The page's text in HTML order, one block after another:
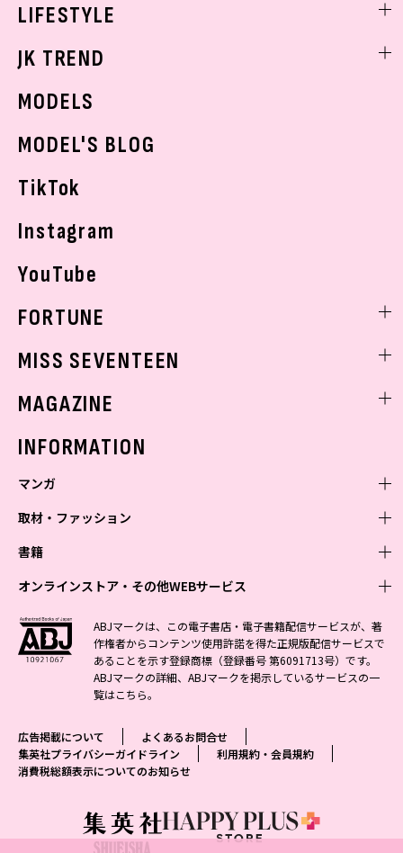
ボディケア
学校ヘアメイク
K-POP
LIFESTYLE
モデルの購入品
JK TREND
MODELS
MODEL'S BLOG
TikTok
Instagram
YouTube
FORTUNE
MISS SEVENTEEN
MAGAZINE
INFORMATION
マンガ
少年マンガ
Vジャンプ
最強ジャンプ
少年ジャンプ+
ジャンプTOON
ジャンプルーキー！
S-MANGA
集英社コミック文庫
青年マンガ
ZEBRACK
S-MANGA
集英社ジャンプリミックス
週刊ヤングジャンプ
ヤングジャンプ定期購読デジタル
となりのヤングジャンプ
グランドジャンプ
少女マンガ
ZEBRACK
S-MANGA
集英社コミック文庫
マーガレット
別冊マーガレット
リマコミ
女性マンガ
ジャンプTOON
集英社コミック文庫
マンガMee公式サイト
リマコミ
取材・ファッション
ファッション・美容
BAILA
MAQUIA
eclat
T JAPAN
MEN'S NON-NO
芸能・情報・スポーツ
週プレNEWS
週プレ グラジャパ!
書籍
文芸・文庫・総合
小説すばる
集英社 文芸ステーション
web 集英社文庫
アジア人物史
学芸・ノンフィクション・新書
1日5分で、明日は変わる よみタイ yomitai
集英社学芸部 - 学芸・ノンフィクション
集英社ビジネス書
集英社新書プラス - 知の水先案内人
kotoba
情報・知識＆オピニオン imidas
ライトノベル・ノベライズ
集英社オレンジ文庫
JUMP j-BOOKS
ダッシュエックス文庫公式サイト
集英社Webマガジン コバルト
集英社の児童図書 S-KIDS.LAND
オンラインストア・その他WEBサービス
オンラインストア
OTO
SHUEISHA MANGA-ART HERITAGE
ジャンプキャラクターズストア
HAPPY PLUS STORE
SHUEISHA VOX
LEEマルシェ
eclat premium
その他WEBサービス
集英社アドナビ
集英社エディターズ・ラボ
ABJマークは、この電子書店・電子書籍配信サービスが、著
作権者からコンテンツ使用許諾を得た正規版配信サービスで
あることを示す登録商標（登録番号 第6091713号）です。
ABJマークの詳細、ABJマークを掲示しているサービスの一
覧はこちら。
広告掲載について
よくあるお問合せ
集英社プライバシーガイドライン
利用規約・会員規約
消費税総額表示についてのお知らせ